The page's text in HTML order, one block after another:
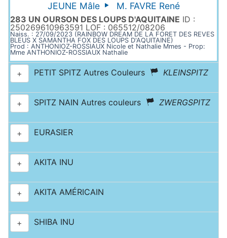
JEUNE Mâle M. FAVRE René
283 UN OURSON DES LOUPS D'AQUITAINE ID :
250269610963591 LOF : 065512/08206
Naiss. : 27/09/2023 (RAINBOW DREAM DE LA FORET DES REVES
BLEUS X SAMANTHA FOX DES LOUPS D'AQUITAINE)
Prod : ANTHONIOZ-ROSSIAUX Nicole et Nathalie Mmes - Prop:
Mme ANTHONIOZ-ROSSIAUX Nathalie
+ PETIT SPITZ Autres Couleurs KLEINSPITZ
+ SPITZ NAIN Autres couleurs ZWERGSPITZ
+ EURASIER
+ AKITA INU
+ AKITA AMÉRICAIN
+ SHIBA INU